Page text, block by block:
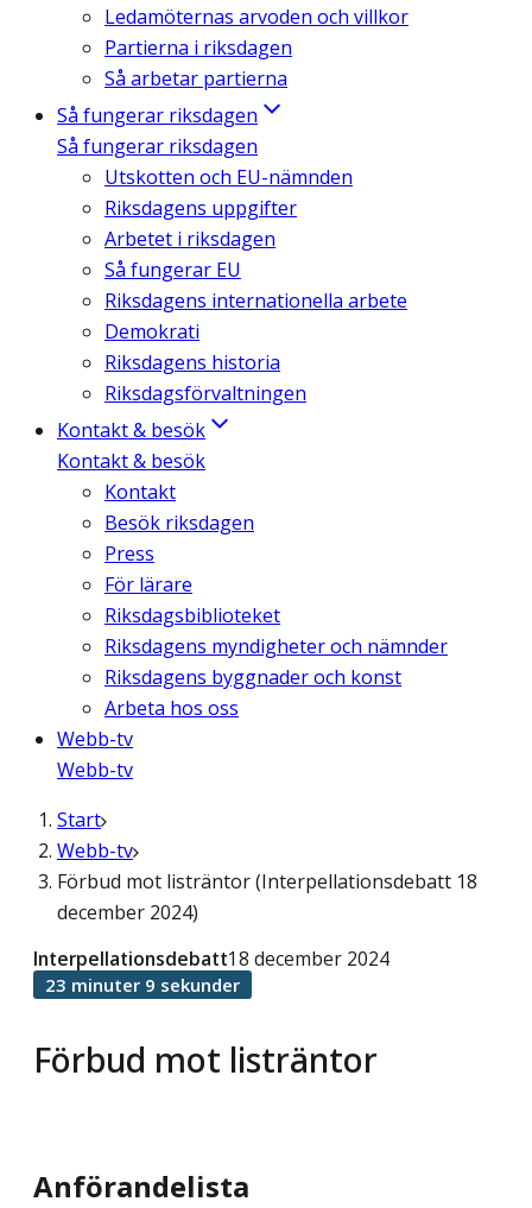
Ledamöternas arvoden och villkor
Partierna i riksdagen
Så arbetar partierna
Så fungerar riksdagen
Så fungerar riksdagen
Utskotten och EU-nämnden
Riksdagens uppgifter
Arbetet i riksdagen
Så fungerar EU
Riksdagens internationella arbete
Demokrati
Riksdagens historia
Riksdagsförvaltningen
Kontakt & besök
Kontakt & besök
Kontakt
Besök riksdagen
Press
För lärare
Riksdagsbiblioteket
Riksdagens myndigheter och nämnder
Riksdagens byggnader och konst
Arbeta hos oss
Webb-tv
Webb-tv
Start
Webb-tv
Förbud mot listräntor (Interpellationsdebatt 18
december 2024)
Förbud mot listräntor
Interpellationsdebatt18 december 2024
23 minuter 9 sekunder
Anförandelista